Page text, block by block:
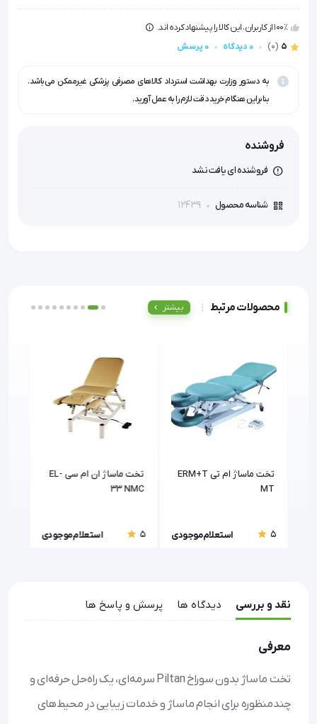
100٪ از کاربران، این کالا را پیشنهاد کرده اند.
5
(0) 0 دیدگاه 0 پرسش
به دستور وزارت بهداشت استرداد کالاهای مصرفی پزشکی غیرممکن می‌باشد.
بنابراین هنگام خرید دقت لازم را به عمل آورید.
فروشنده
فروشنده ای یافت نشد
شناسه محصول 12439
محصولات مرتبط بیشتر
تخت ماساژ ام تی ERM+T
MT
5 استعلام موجودی
تخت ماساژ ان ام سی EL-
33 NMC
5 استعلام موجودی
نقد و بررسی دیدگاه ها پرسش و پاسخ ها
معرفی
تخت ماساژ بدون سوراخ Piltan سرمه‌ای، یک راه‌حل حرفه‌ای و
چندمنظوره برای انجام ماساژ و خدمات زیبایی در محیط‌های